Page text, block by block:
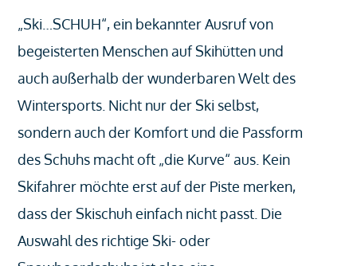
„Ski…SCHUH“, ein bekannter Ausruf von
begeisterten Menschen auf Skihütten und
auch außerhalb der wunderbaren Welt des
Wintersports. Nicht nur der Ski selbst,
sondern auch der Komfort und die Passform
des Schuhs macht oft „die Kurve“ aus. Kein
Skifahrer möchte erst auf der Piste merken,
dass der Skischuh einfach nicht passt. Die
Auswahl des richtige Ski- oder